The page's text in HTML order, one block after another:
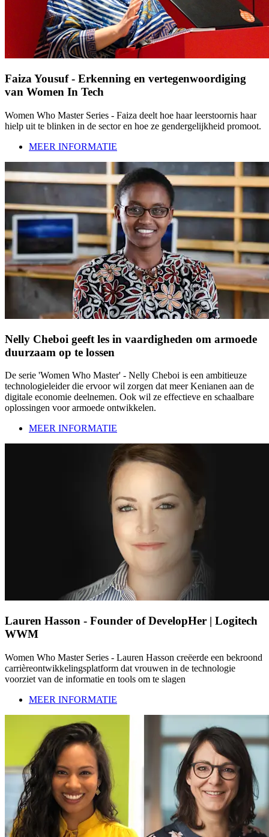
Faiza Yousuf - Erkenning en vertegenwoordiging
van Women In Tech
Women Who Master Series - Faiza deelt hoe haar leerstoornis haar
hielp uit te blinken in de sector en hoe ze gendergelijkheid promoot.
MEER INFORMATIE
Nelly Cheboi geeft les in vaardigheden om armoede
duurzaam op te lossen
De serie 'Women Who Master' - Nelly Cheboi is een ambitieuze
technologieleider die ervoor wil zorgen dat meer Kenianen aan de
digitale economie deelnemen. Ook wil ze effectieve en schaalbare
oplossingen voor armoede ontwikkelen.
MEER INFORMATIE
Lauren Hasson - Founder of DevelopHer | Logitech
WWM
Women Who Master Series - Lauren Hasson creëerde een bekroond
carrièreontwikkelingsplatform dat vrouwen in de technologie
voorziet van de informatie en tools om te slagen
MEER INFORMATIE